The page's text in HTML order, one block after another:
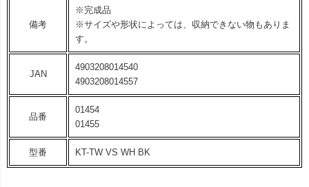
備考
※完成品
※サイズや形状によっては、収納できない物もありま
す。
JAN
4903208014540
4903208014557
品番
01454
01455
型番 KT-TW VS WH BK